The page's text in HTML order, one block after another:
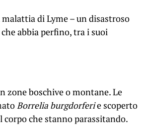
di Lyme – un disastroso
abbia perfino, tra i suoi
zone boschive o montane. Le
Borrelia burgdorferie scoperto
che stanno parassitando.